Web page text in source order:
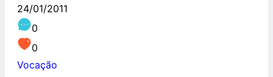
24/01/2011
0
0
Vocação